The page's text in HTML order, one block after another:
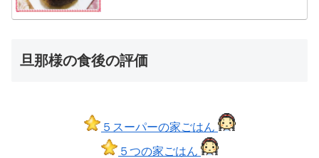
旦那様の食後の評価
５スーパーの家ごはん
５つの家ごはん